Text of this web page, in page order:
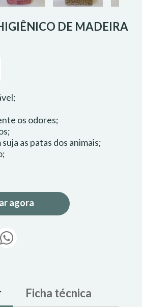
DE MADEIRA
os odores;
as patas dos animais;
agora
Ficha técnica